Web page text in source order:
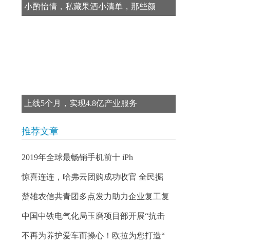
小酌怡情，私藏果酒小清单，那些颜
上线5个月，实现4.8亿产业服务
推荐文章
2019年全球最畅销手机前十 iPh
惊喜连连，哈弗云团购成功收官 全民掘
楚雄农信共青团多点发力助力企业复工复
中国中铁电气化局玉磨项目部开展“抗击
不再为养护爱车而操心！欧拉为您打造“